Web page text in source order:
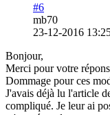
#6
mb70
23-12-2016
Bonjour,
Merci pour votre
Dommage pour ces
J'avais déjà lu l'article
compliqué. Je leur ai